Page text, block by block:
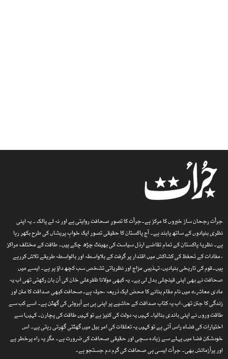
جرأت رجحان ساز خبروں کا مرکز ہے۔جرأت کا تصورِ صحافت روایتی ہے اور نہ لے پالک ۔ یہ اپنی
نظری بنیادوں کے ساتھ پابند ہے۔ آج پاکستان کا حقیقی تصور ایک خوابِ پریشاں کی طرح بکھر رہا
ہے۔ نظریۂ پاکستان کے تمام تقاضے ارذل سیاست کی بھینٹ چڑھ چکے ہیں۔ طاقت کے مختلف مراکز
، مفادات کے تحفظ کی کشاکش میں اقتدار پر گرفت کے بلاواسطہ اور بالواسطہ طریقے تلاش کررہے
ہیں۔قوم کی تاریخی بنیادیں، تہذیبی مزاج اور نظریاتی تشخص سب کچھ داؤ پر ہے۔ ایسے میں
صحافت نے بھی اپنی قینچلی بدل لی ہے۔ یہ کبھی مولانا ظفرعلی خان کی آن بان رکھتی تھی اب یہ
مادی معاشرے میں نام مقام بنانے کا محض ایک ذریعہ ،حیلہ ہے۔صحافت کبھی صداقت کا متن اور
زندگی کا جتن تھی، اب یہ کتاب صداقت کے حاشیے پر اپنی ہی بے آبروئی کی گھٹن ہے۔ اسے کب سے
طاقت وروں نے اپنی باندی بنالیا۔ کہیں یہ دولت کی کنیز ہے تو کہیں طاقت کی پچارن۔ کہیںا سے
اختیارات کی فضاء راس آتی ہے تو کہیں یہ تعلقات کی امر بیل میں گھٹتی گھِرتی رہتی ہے۔ اس
خودشکن فضا میں پہلے سے زیادہ سچی اور حقیقی صحافت کی ضرورت ہے۔ مگر یہ راہ پرخطر ہے
اور پرآزمائش بھی۔ جرأت ایسی ہی صحافت کی گرم دم جستجو ہے۔